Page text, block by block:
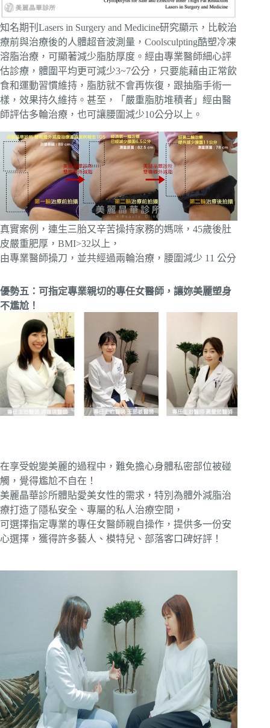
知名期刊Lasers in Surgery and Medicine研究顯示，比較治
療前與治療後的人體超音波測量，Coolsculpting酷塑冷凍
溶脂治療，可顯著減少脂肪厚度。經由專業醫師細心評
估診療，體圍平均更可減少3~7公分，只要能藉由正常飲
食和運動習慣維持，脂肪就不會再恢復，跟抽脂手術一
樣，效果持久維持。甚至，「嚴重脂肪堆積者」經由醫
師評估多輪治療，也可讓腰圍減少10公分以上。
真實案例，連生三胎又辛苦操持家務的媽咪，45歲後肚
皮嚴重肥厚，BMI>32以上，
由專業醫師操刀，並共經過兩輪治療，腰圍減少 11 公分
優勢五：可指定專業親切的專任女醫師，讓妳美麗塑身
不尷尬！
在享受蛻變美麗的過程中，難免擔心身體私密部位被碰
觸，覺得尷尬不自在！
美麗晶華診所體貼愛美女性的需求，特別為體外減脂治
療打造了隱私安全、專屬的私人治療空間，
可選擇指定專業的專任女醫師親自操作，提供多一份安
心選擇，獲得許多藝人、模特兒、部落客口碑好評！